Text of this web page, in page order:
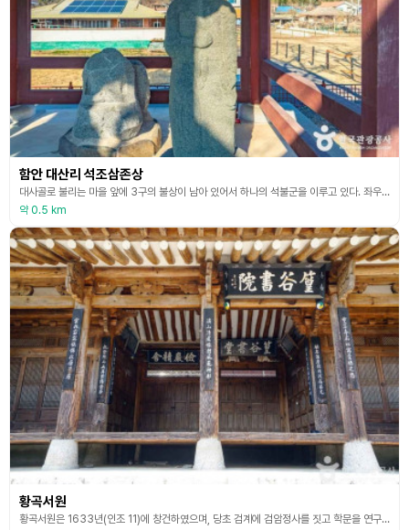
함안 대산리 석조삼존상
대사골로 불리는 마을 앞에 3구의 불상이 남아 있어서 하나의 석불군을 이루고 있다. 좌우 측면의 불상은 다른 불상의 협시보살로 만들어졌을 것으로 추정되는데 2구의 보살입상은 손모양만 다를 뿐 조각수법이 거의 비슷하다. 머리에는 두건 같은 높은 관을 쓰고 있으며 길쭉한 얼굴에 눈, 코, 입이 평판적으로 표현되었다. 우리나라 고유의 한복 같은 옷을 입고 있는데, 두껍고 무거운 느낌이다. 어깨의 매듭과 양 무릎에서 시작된 타원형의 옷주름은 불상의 가장 큰 특
약 0.5 km
황곡서원
황곡서원은 1633년(인조 11)에 창건하였으며, 당초 검계에 검암정사를 짓고 학문을 연구할 때 원근각지에서 준수한 선비들이 경전을 가져와 가르침을 청하였다. 이에 따라 후진양성을 위해 황곡서당을 중수하여 황곡서원으로 명칭을 변경하였다. 1871년(고종 8)에 서원철폐령에 의하여 훼철되었다가 1981년에 다시 복원 및 정비하였다. 함안향교 유림 및 각 문중대표 주관으로 낙성고유식을 거행하였다. 건물의 공간적인 구성은 풍수지리학적 지형지세에 따라 길지 위